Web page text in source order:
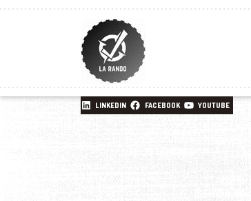
LINKEDIN FACEBOOK YOUTUBE